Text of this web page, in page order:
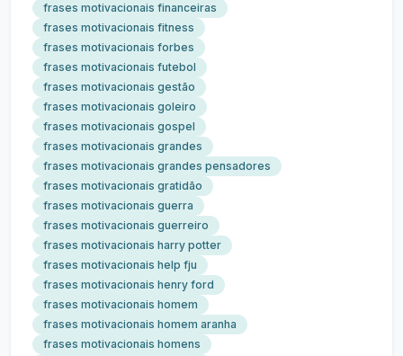
frases motivacionais financeiras
frases motivacionais fitness
frases motivacionais forbes
frases motivacionais futebol
frases motivacionais gestão
frases motivacionais goleiro
frases motivacionais gospel
frases motivacionais grandes
frases motivacionais grandes pensadores
frases motivacionais gratidão
frases motivacionais guerra
frases motivacionais guerreiro
frases motivacionais harry potter
frases motivacionais help fju
frases motivacionais henry ford
frases motivacionais homem
frases motivacionais homem aranha
frases motivacionais homens